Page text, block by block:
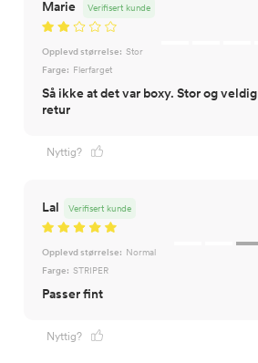
Marie Verifisert kunde
Opplevd størrelse: Stor
Farge: Flerfarget
Så ikke at det var boxy. Stor og
retur
Nyttig?
Lal Verifisert kunde
Opplevd størrelse: Normal
Farge: STRIPER
Passer fint
Nyttig?